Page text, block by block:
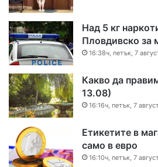
Над 5 кг
Пловдивско за
16:38ч, петък, 7
Какво да
13.08)
16:16ч, петък, 7
Етикетите в
само в евро
16:10ч, петък, 7